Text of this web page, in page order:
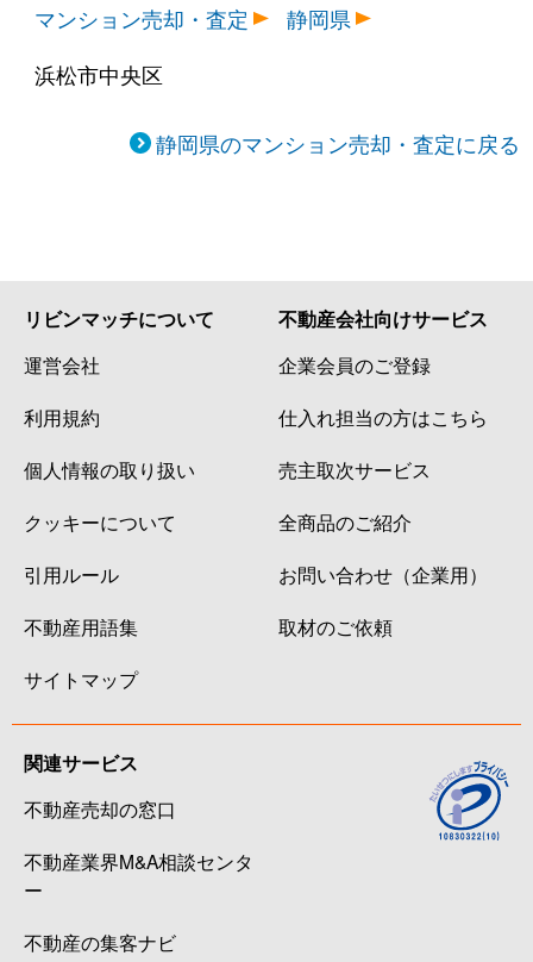
マンション売却・査定
静岡県
浜松市中央区
静岡県のマンション売却・査定に戻る
リビンマッチについて
運営会社
利用規約
個人情報の取り扱い
クッキーについて
引用ルール
不動産用語集
サイトマップ
不動産会社向けサービス
企業会員のご登録
仕入れ担当の方はこちら
売主取次サービス
全商品のご紹介
お問い合わせ（企業用）
取材のご依頼
関連サービス
不動産売却の窓口
不動産業界M&A相談センタ
ー
不動産の集客ナビ